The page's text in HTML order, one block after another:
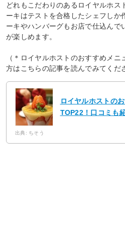
どれもこだわりのあるロイヤルホス
ーキはテストを合格したシェフしか
ーキやハンバーグもお店で仕込んで
が楽しめます。
（＊ロイヤルホストのおすすめメ
方はこちらの記事を読んでみてくだ
ロイヤルホストの
TOP22！口コミも
出典: ちそう